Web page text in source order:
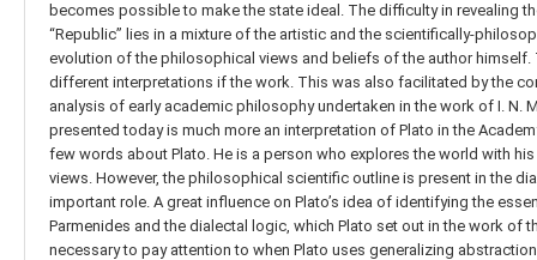
becomes possible to make the state ideal. The difficulty in revealing
“Republic” lies in a mixture of the artistic and the scientifically-
evolution of the philosophical views and beliefs of the author
different interpretations if the work. This was also facilitated by the
analysis of early academic philosophy undertaken in the work of I. N.
presented today is much more an interpretation of Plato in the
few words about Plato. He is a person who explores the world with
views. However, the philosophical scientific outline is present in the
important role. A great influence on Plato’s idea of identifying the
Parmenides and the dialectal logic, which Plato set out in the work of
necessary to pay attention to when Plato uses generalizing